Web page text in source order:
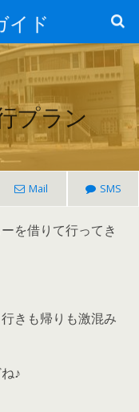
イド
プラン
Mail SMS
を借りて行ってき
きも帰りも激混み
♪